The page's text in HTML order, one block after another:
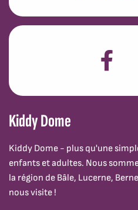
Kiddy Dome
Kiddy Dome - plus qu'une
enfants et adultes. Nous
la région de Bâle, Lucerne,
nous visite !